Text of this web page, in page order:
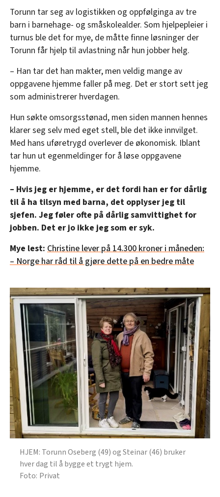
Torunn tar seg av logistikken og oppfølginga av tre
barn i barnehage- og småskolealder. Som hjelpepleier i
turnus ble det for mye, de måtte finne løsninger der
Torunn får hjelp til avlastning når hun jobber helg.
– Han tar det han makter, men veldig mange av
oppgavene hjemme faller på meg. Det er stort sett jeg
som administrerer hverdagen.
Hun søkte omsorgsstønad, men siden mannen hennes
klarer seg selv med eget stell, ble det ikke innvilget.
Med hans uføretrygd overlever de økonomisk. Iblant
tar hun ut egenmeldinger for å løse oppgavene
hjemme.
– Hvis jeg er hjemme, er det fordi han er for dårlig
til å ha tilsyn med barna, det opplyser jeg til
sjefen. Jeg føler ofte på dårlig samvittighet for
jobben. Det er jo ikke jeg som er syk.
Mye lest: Christine lever på 14.300 kroner i måneden:
– Norge har råd til å gjøre dette på en bedre måte
HJEM: Torunn Oseberg (49) og Steinar (46) bruker
hver dag til å bygge et trygt hjem.
Privat